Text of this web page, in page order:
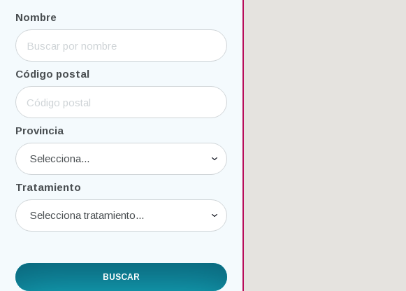
Nombre
Código postal
Provincia
Tratamiento